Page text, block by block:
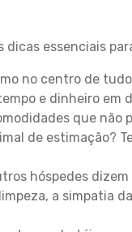
essenciais
no centro de
e dinheiro em
que não
de estimação?
hóspedes
a simpatia